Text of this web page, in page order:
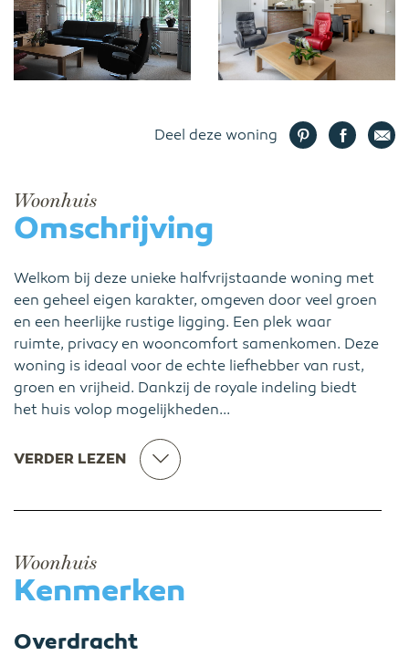
Deel deze woning
Woonhuis
Omschrijving
Welkom bij deze unieke halfvrijstaande woning met
een geheel eigen karakter, omgeven door veel groen
en een heerlijke rustige ligging. Een plek waar
ruimte, privacy en wooncomfort samenkomen. Deze
woning is ideaal voor de echte liefhebber van rust,
groen en vrijheid. Dankzij de royale indeling biedt
het huis volop mogelijkheden...
VERDER LEZEN
Woonhuis
Kenmerken
Overdracht